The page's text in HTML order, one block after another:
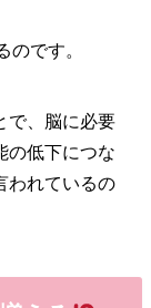
のです。
で、脳に必要
の低下につな
われているの